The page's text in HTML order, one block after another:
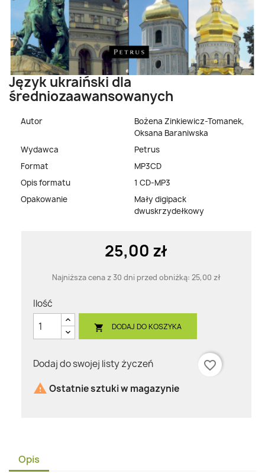
Język ukraiński dla
średniozaawansowanych
Autor
Bożena Zinkiewicz-Tomanek,
Oksana Baraniwska
Wydawca
Petrus
Format
MP3CD
Opis formatu
1 CD-MP3
Opakowanie
Mały digipack
dwuskrzydełkowy
25,00 zł
Najniższa cena z 30 dni przed obniżką: 25,00 zł
Ilość
 DODAJ DO KOSZYKA
Dodaj do swojej listy życzeń
favorite_border
 Ostatnie sztuki w magazynie
Opis